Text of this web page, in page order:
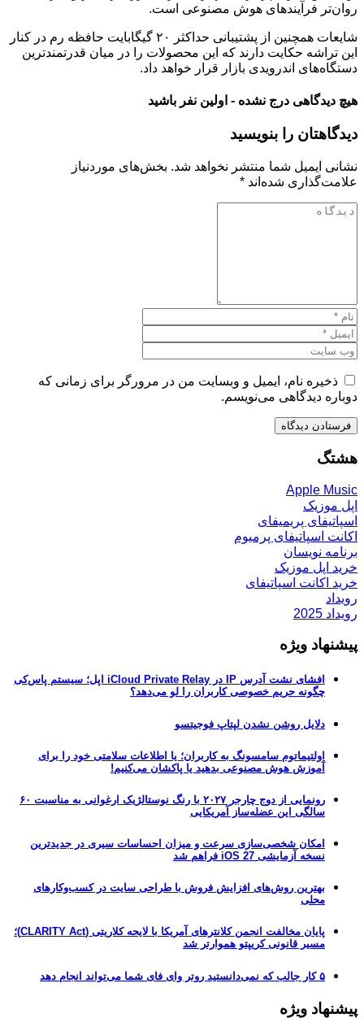
روان‌تر فرآیندهای هوش مصنوعی است.
شایعات همچنین از پشتیبانی حداکثر ۲۰ گیگابایت حافظه رم در کنار
این تراشه حکایت دارند که این محصولات را در میان قدرتمندترین
دستگاه‌های اندرویدی بازار قرار خواهد داد.
هیچ دیدگاهی درج نشده - اولین نفر باشید
دیدگاهتان را بنویسید
نشانی ایمیل شما منتشر نخواهد شد. بخش‌های موردنیاز
علامت‌گذاری شده‌اند *
ذخیره نام، ایمیل و وبسایت من در مرورگر برای زمانی که
دوباره دیدگاهی می‌نویسم.
هشتگ
Apple Music
اپل موزیک
اسپاتیفای پریمیفای
اکانت اسپاتیفای پرمیوم
برنامه نویسان
خرید اپل موزیک
خرید اکانت اسپاتیفای
رویداد
رویداد 2025
پیشنهاد ویژه
افشای نشت آدرس IP در iCloud Private Relay اپل؛ سیستم پاس‌کی
چگونه حریم خصوصی کاربران را لو می‌دهد؟
دلایل روشن نشدن لپتاپ فوجیتسو
اولتیماتوم سامسونگ به کاربران؛ یا اطلاعات سلامتی خود را برای
آموزش هوش مصنوعی بدهید یا پاکشان می‌کنیم!
رونمایی از دوج چارجر ۲۰۲۷ با رنگ نوستالژیک ارغوانی به مناسبت ۶۰
سالگی این عضله‌ساز آمریکایی
امکان شخصی‌سازی سرعت و میزان احساسات سیری در جدیدترین
نسخه آزمایشی iOS 27 فراهم شد
بهترین روش‌های افزایش فروش با طراحی سایت در کسب‌وکارهای
محلی
پایان مخالفت انجمن کلانترهای آمریکا با لایحه کلاریتی (CLARITY Act)؛
مسیر قانونی کریپتو هموارتر شد
۵ کار جالب که نمی‌دانستید روتر وای فای شما می‌تواند انجام دهد
پیشنهاد ویژه